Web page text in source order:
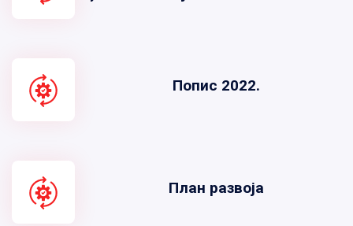
Попис 2022.
План развоја